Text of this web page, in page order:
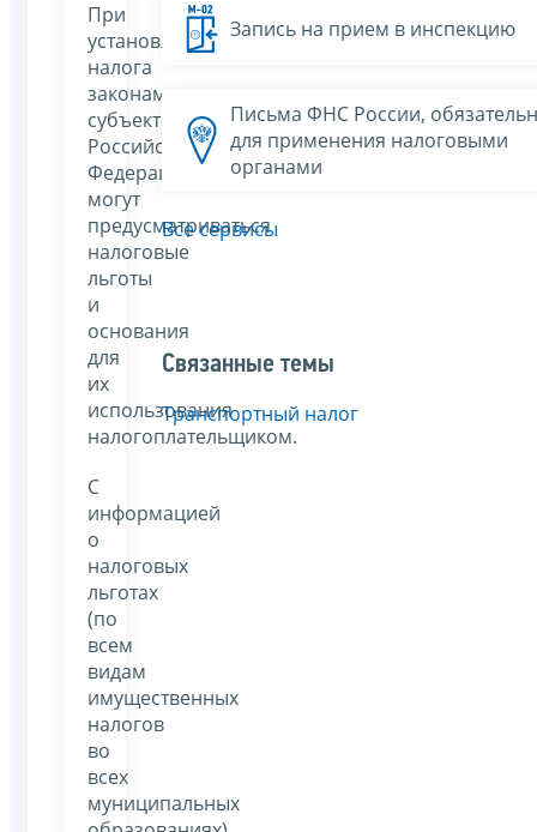
При
установлении
налога
законами
субъектов
Российской
Федерации
могут
предусматриваться
налоговые
льготы
и
основания
для
их
использования
налогоплательщиком.
С
информацией
о
налоговых
льготах
(по
всем
видам
имущественных
налогов
во
всех
муниципальных
Запись на прием в инспекцию
Письма ФНС России,
для применения налоговыми
органами
Все сервисы
Связанные темы
Транспортный налог